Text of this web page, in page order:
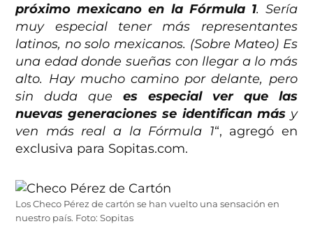
próximo mexicano en la Fórmula 1. Sería
muy especial tener más representantes
latinos, no solo mexicanos. (Sobre Mateo) Es
una edad donde sueñas con llegar a lo más
alto. Hay mucho camino por delante, pero
sin duda quees especial ver que las
nuevas generaciones se identifican másy
ven más real a la Fórmula 1“, agregó en
exclusiva para Sopitas.com.
Los Checo Pérez de cartón se han vuelto una sensación en
nuestro país. Foto: Sopitas